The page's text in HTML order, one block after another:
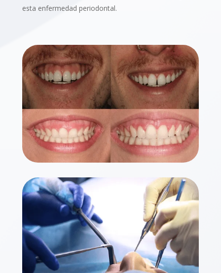
esta enfermedad periodontal.